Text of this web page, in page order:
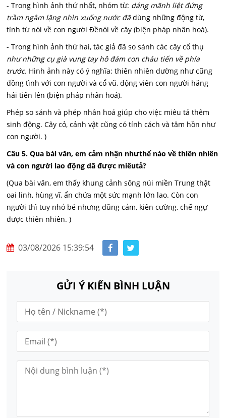
- Trong hình ảnh thứ nhất, nhóm từ: dáng mãnh liệt đứng
trầm ngâm lặng nhìn xuống nước đãdùng những động từ,
tính từ nói về con người Đềnói về cây (biện pháp nhân hoá).
- Trong hình ảnh thứ hai, tác giả đã so sánh các cây cổ thụ
như những cụ già vung tay hô đám con cháu tiến về phía
trước. Hình ảnh này có ý nghĩa: thiên nhiên dường như cũng
đồng tình với con người và cổ vũ, động viên con người hăng
hái tiến lên (biện pháp nhân hoá).
Phép so sánh và phép nhân hoá giúp cho việc miêu tả thêm
sinh động. Cây cỏ, cảnh vật cũng có tính cách và tâm hồn như
con người. )
Câu 5. Qua bài văn, em cảm nhận nhưthế nào về thiên nhiên
và con người lao động dã được miêutả?
(Qua bài văn, em thấy khung cảnh sông núi miền Trung thật
oai linh, hùng vĩ, ẩn chứa một sức mạnh lớn lao. Còn con
người thì tuy nhỏ bé nhưng dũng cảm, kiên cường, chế ngự
được thiên nhiên. )
03/08/2026 15:39:54
GỬI Ý KIẾN BÌNH LUẬN